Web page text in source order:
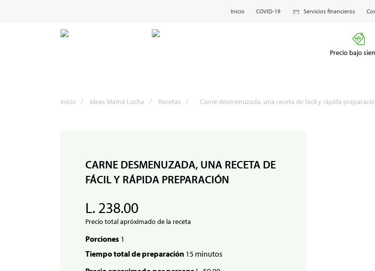
Inicio COVID-19 Servicios financieros
Precio bajo
Inicio / Ideas Mamá Lucha / Recetas / Carne desmenuzada, una receta de fácil y rápida
CARNE DESMENUZADA, UNA RECETA DE
FÁCIL Y RÁPIDA PREPARACIÓN
L. 238.00
Precio total apróximado de la receta
Porciones 1
Tiempo total de preparación 15 minutos